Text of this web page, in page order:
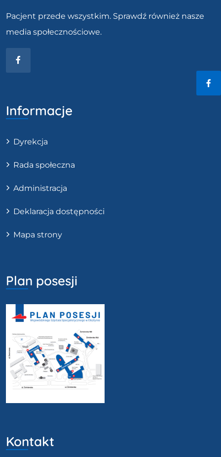
Pacjent przede wszystkim. Sprawdź również nasze
media społecznościowe.
Informacje
Dyrekcja
Rada społeczna
Administracja
Deklaracja dostępności
Mapa strony
Plan posesji
Kontakt